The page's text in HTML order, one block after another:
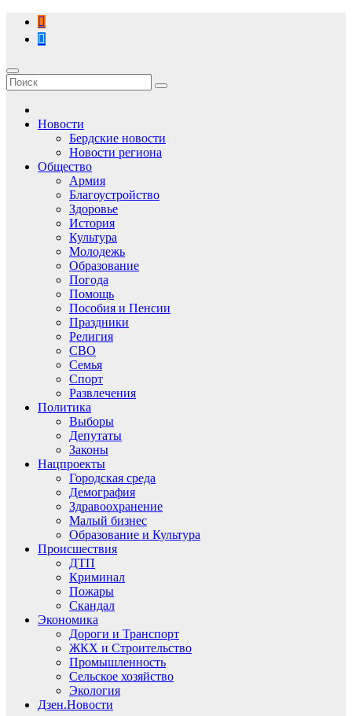
Перейти
содержимому
Новости
Бердские новости
Новости региона
Общество
Армия
Благоустройство
Здоровье
История
Культура
Молодежь
Образование
Погода
Помощь
Пособия и Пенсии
Праздники
Религия
СВО
Семья
Спорт
Развлечения
Политика
Выборы
Депутаты
Законы
Нацпроекты
Городская среда
Демография
Здравоохранение
Малый бизнес
Образование и Культура
Происшествия
ДТП
Криминал
Пожары
Скандал
Экономика
Дороги и Транспорт
ЖКХ и Строительство
Промышленность
Сельское хозяйство
Экология
Дзен.Новости